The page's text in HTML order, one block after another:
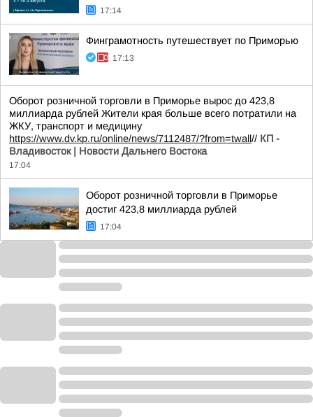
17:14
Финграмотность путешествует по Приморью
17:13
Оборот розничной торговли в Приморье вырос до 423,8
миллиарда рублей Жители края больше всего потратили на
ЖКУ, транспорт и медицину
https://www.dv.kp.ru/online/news/7112487/?from=twall// КП -
Владивосток | Новости Дальнего Востока
17:04
Оборот розничной торговли в Приморье
достиг 423,8 миллиарда рублей
17:04